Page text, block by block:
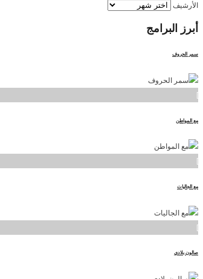
الأرشيف
أبرز البرامج
سمر الحروف
]
مع المواطن
]
مع الجاليات
]
صالون بلادي